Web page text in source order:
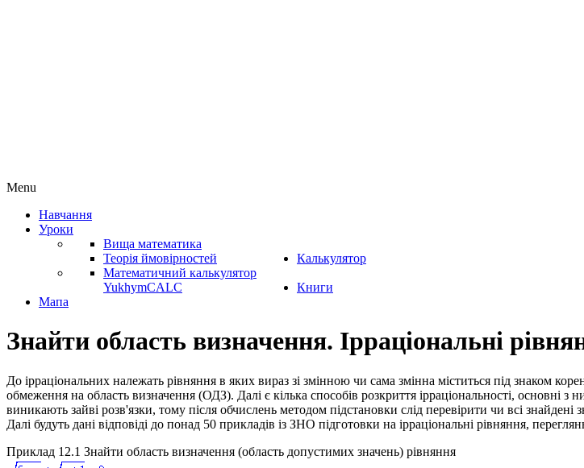
Menu
Навчання
Уроки
Вища математика
Теорія ймовірностей
Калькулятор
Математичний калькулятор
YukhymCALC
Книги
Мапа
Знайти область визначення. Ірраціональні
До ірраціональних належать рівняння в яких вираз зі змінною чи сама змінна міститься під знаком
обмеження на область визначення (ОДЗ). Далі є кілька способів розкриття ірраціональності, основні
виникають зайві розв'язки, тому після обчислень методом підстановки слід перевірити чи всі
Далі будуть дані відповіді до понад 50 прикладів із ЗНО підготовки на ірраціональні рівняння,
Приклад 12.1 Знайти область визначення (область допустимих значень) рівняння